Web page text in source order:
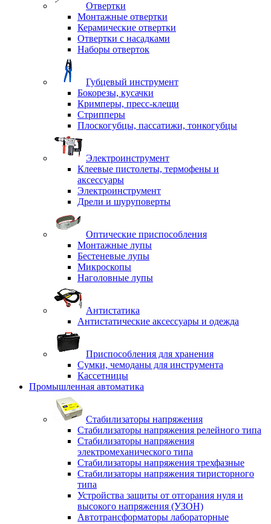
Отвертки
Монтажные отвертки
Керамические отвертки
Отвертки с насадками
Наборы отверток
Губцевый инструмент
Бокорезы, кусачки
Кримперы, пресс-клещи
Стрипперы
Плоскогубцы, пассатижи, тонкогубцы
Электроинструмент
Клеевые пистолеты, термофены и
аксессуары
Электроинструмент
Дрели и шуруповерты
Оптические приспособления
Монтажные лупы
Бестеневые лупы
Микроскопы
Наголовные лупы
Антистатика
Антистатические аксессуары и одежда
Приспособления для хранения
Сумки, чемоданы для инструмента
Кассетницы
Промышленная автоматика
Стабилизаторы напряжения
Стабилизаторы напряжения релейного типа
Стабилизаторы напряжения
электромеханического типа
Стабилизаторы напряжения трехфазные
Стабилизаторы напряжения тиристорного
типа
Устройства защиты от отгорания нуля и
высокого напряжения (УЗОН)
Автотрансформаторы лабораторные